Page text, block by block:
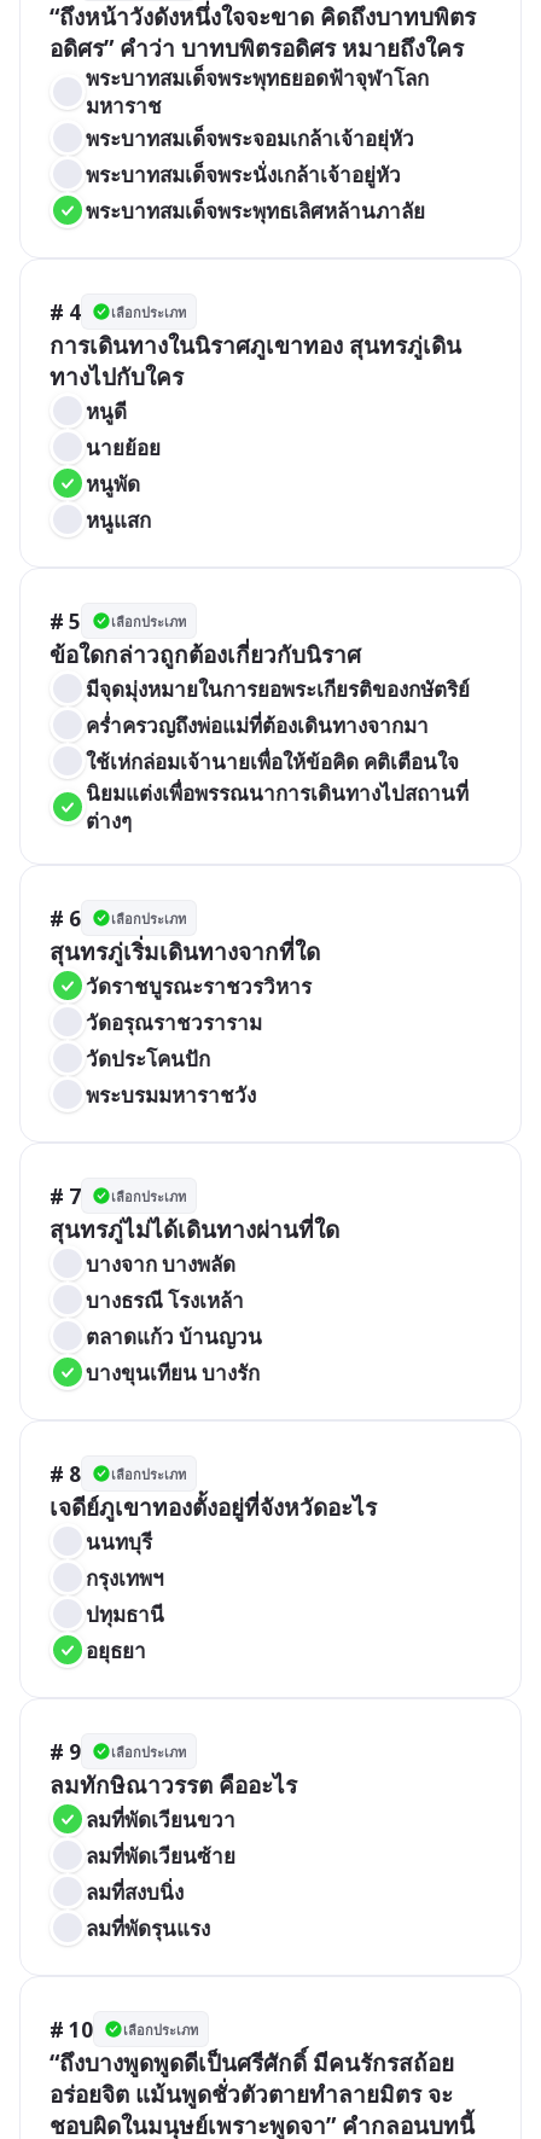
“ถึงหน้าวังดังหนึ่งใจจะขาด คิดถึงบาทบพิตร
อดิศร” คำว่า บาทบพิตรอดิศร หมายถึงใคร
พระบาทสมเด็จพระพุทธยอดฟ้าจุฬาโลก
มหาราช
พระบาทสมเด็จพระจอมเกล้าเจ้าอยุ่หัว
พระบาทสมเด็จพระนั่งเกล้าเจ้าอยู่หัว
พระบาทสมเด็จพระพุทธเลิศหล้านภาลัย
# 4 เลือกประเภท
การเดินทางในนิราศภูเขาทอง สุนทรภู่เดิน
ทางไปกับใคร
หนูดี
นายย้อย
หนูพัด
หนูแสก
# 5 เลือกประเภท
ข้อใดกล่าวถูกต้องเกี่ยวกับนิราศ
มีจุดมุ่งหมายในการยอพระเกียรติของกษัตริย์
คร่ำครวญถึงพ่อแม่ที่ต้องเดินทางจากมา
ใช้เห่กล่อมเจ้านายเพื่อให้ข้อคิด คติเตือนใจ
นิยมแต่งเพื่อพรรณนาการเดินทางไปสถานที่
ต่างๆ
# 6 เลือกประเภท
สุนทรภู่เริ่มเดินทางจากที่ใด
วัดราชบูรณะราชวรวิหาร
วัดอรุณราชวราราม
วัดประโคนปัก
พระบรมมหาราชวัง
# 7 เลือกประเภท
สุนทรภู่ไม่ได้เดินทางผ่านที่ใด
บางจาก บางพลัด
บางธรณี โรงเหล้า
ตลาดแก้ว บ้านญวน
บางขุนเทียน บางรัก
# 8 เลือกประเภท
เจดีย์ภูเขาทองตั้งอยู่ที่จังหวัดอะไร
นนทบุรี
กรุงเทพฯ
ปทุมธานี
อยุธยา
# 9 เลือกประเภท
ลมทักษิณาวรรต คืออะไร
ลมที่พัดเวียนขวา
ลมที่พัดเวียนซ้าย
ลมที่สงบนิ่ง
ลมที่พัดรุนแรง
# 10 เลือกประเภท
“ถึงบางพูดพูดดีเป็นศรีศักดิ์ มีคนรักรสถ้อย
อร่อยจิต แม้นพูดชั่วตัวตายทำลายมิตร จะ
ชอบผิดในมนุษย์เพราะพูดจา” คำกลอนบทนี้